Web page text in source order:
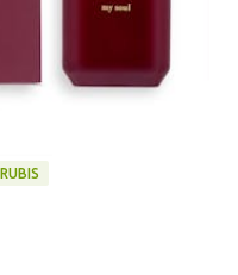
RUBIS